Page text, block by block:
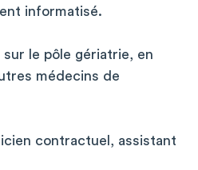
informatisé.
sur le pôle gériatrie, en
médecins de
contractuel, assistant